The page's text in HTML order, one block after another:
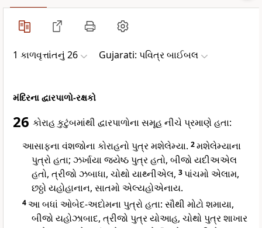
1 કાળવૃત્તાંતનું 26 Gujarati: પવિત્ર બાઈબલ
મંદિરના દ્વારપાળો-રક્ષકો
26 કોરાહ કુટુંબમાંથી દ્વારપાળોના સમૂહ નીચે પ્રમાણે હતા:
આસાફના વંશજોના કોરાહનો પુત્ર મશેલેમ્યા. 2મશેલેમ્યાના
પુત્રો હતા; ઝર્ખાયા જ્યેષ્ઠ પુત્ર હતો, બીજો યદીઅએલ
હતો, ત્રીજો ઝબાધા, ચોથો યાથ્નીએલ, 3પાંચમો એલામ,
છઠ્ઠો યહોહાનાન, સાતમો એલ્યહોએનાય.
4આ બધાં ઓબેદ-અદોમના પુત્રો હતા: સૌથી મોટો શમાયા,
બીજો યહોઝાબાદ, ત્રીજો પુત્ર યોઆહ, ચોથો પુત્ર શાખાર